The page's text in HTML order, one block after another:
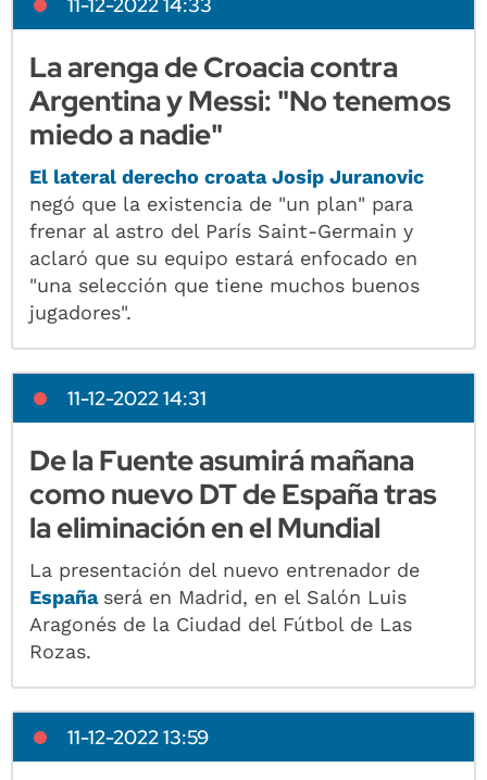
La arenga de Croacia contra
Argentina y Messi: "No tenemos
miedo a nadie"
El lateral derecho croata Josip Juranovic
negó que la existencia de "un plan" para
frenar al astro del París Saint-Germain y
aclaró que su equipo estará enfocado en
"una selección que tiene muchos buenos
jugadores".
11-12-2022 14:31
De la Fuente asumirá mañana
como nuevo DT de España tras
la eliminación en el Mundial
La presentación del nuevo entrenador de
España será en Madrid, en el Salón Luis
Aragonés de la Ciudad del Fútbol de Las
Rozas.
11-12-2022 13:59